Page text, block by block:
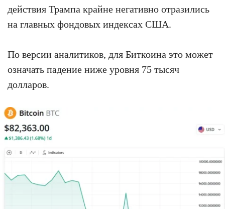
действия Трампа крайне негативно отразились
на главных фондовых индексах США.
По версии аналитиков, для Биткоина это может
означать падение ниже уровня 75 тысяч
долларов.